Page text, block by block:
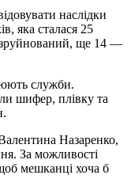
наслідки
яка сталася 25
зруйнований, ще 14 —
служби.
шифер, плівку та
Назаренко,
За можливості
мешканці хоча б